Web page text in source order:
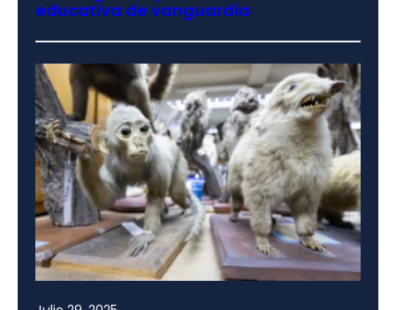
educativa de vanguardia